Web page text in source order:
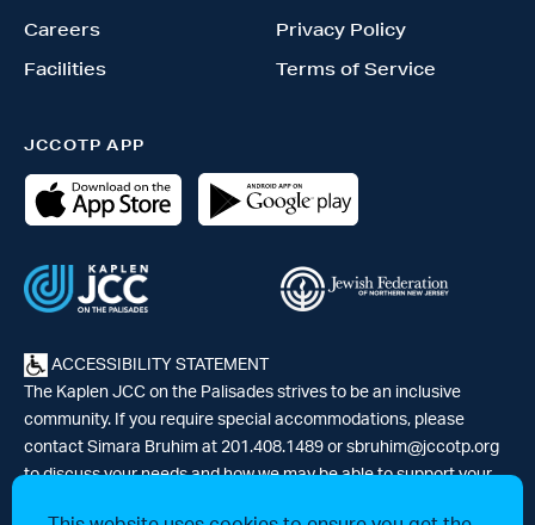
Careers
Facilities
Privacy Policy
Terms of Service
JCCOTP APP
ACCESSIBILITY STATEMENT
The Kaplen JCC on the Palisades strives to be an inclusive
community. If you require special accommodations, please
contact Simara Bruhim at 201.408.1489 or sbruhim@jccotp.org
to discuss your needs and how we may be able to support your